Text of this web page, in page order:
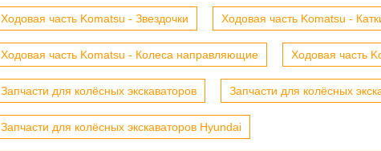
Ходовая часть Komatsu - Звездочки Ходовая часть Komatsu -
Ходовая часть Komatsu - Колеса направляющие Ходовая часть
Запчасти для колёсных экскаваторов Запчасти для колёсных
Запчасти для колёсных экскаваторов Hyundai